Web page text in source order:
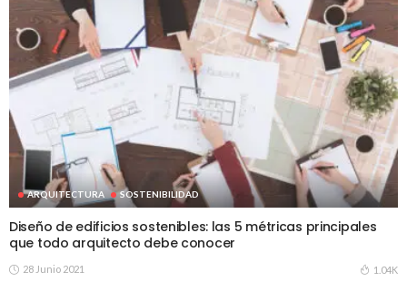
ARQUITECTURA SOSTENIBILIDAD
Diseño de edificios sostenibles: las 5 métricas principales
que todo arquitecto debe conocer
28 Junio 2021 1.04K